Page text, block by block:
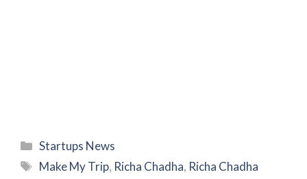
Categories
Startups News
Tags
Make My Trip, Richa Chadha, Richa Chadha